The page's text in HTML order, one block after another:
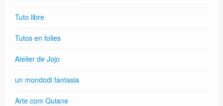
Tuto libre
Tutos en folies
Atelier de Jojo
un mondodi fantasia
Arte com Quiane